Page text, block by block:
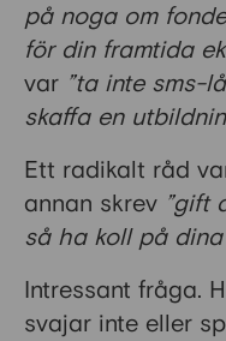
på noga om
för din framtida
var ”ta inte sms-
skaffa en
Ett radikalt råd
annan skrev ”gift
så ha koll på dina
Intressant fråga.
svajar inte eller